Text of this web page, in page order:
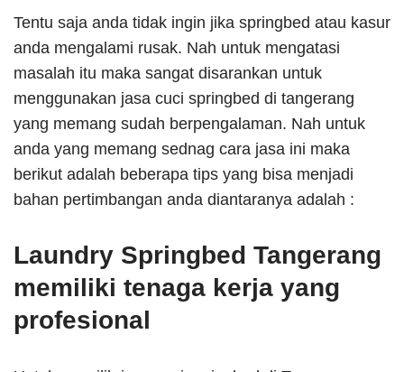
Tentu saja anda tidak ingin jika springbed atau kasur
anda mengalami rusak. Nah untuk mengatasi
masalah itu maka sangat disarankan untuk
menggunakan jasa cuci springbed di tangerang
yang memang sudah berpengalaman. Nah untuk
anda yang memang sednag cara jasa ini maka
berikut adalah beberapa tips yang bisa menjadi
bahan pertimbangan anda diantaranya adalah :
Laundry Springbed Tangerang
memiliki tenaga kerja yang
profesional